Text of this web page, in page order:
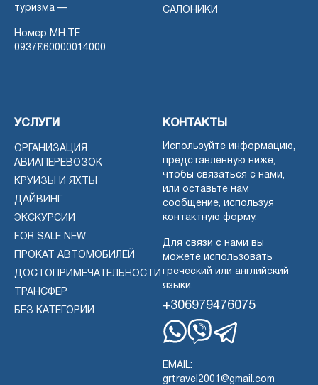
туризма —
Номер MH.TE
0937Ε60000014000
САЛОНИКИ
УСЛУГИ
ОРГАНИЗАЦИЯ
АВИАПЕРЕВОЗОК
КРУИЗЫ И ЯХТЫ
ДАЙВИНГ
ЭКСКУРСИИ
FOR SALE NEW
ПРОКАТ АВТОМОБИЛЕЙ
ДОСТОПРИМЕЧАТЕЛЬНОСТИ
ТРАНСФЕР
БЕЗ КАТЕГОРИИ
КОНТАКТЫ
Используйте информацию,
представленную ниже,
чтобы связаться с нами,
или оставьте нам
сообщение, используя
контактную форму.
Для связи с нами вы
можете использовать
греческий или английский
языки.
+306979476075
EMAIL:
grtravel2001@gmail.com